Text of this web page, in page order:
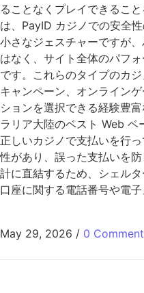
ることなくプレイできるこ
は、PayID カジノでの安全
小さなジェスチャーですが
はなく、サイト全体のパフ
です。これらのタイプのカ
キャンペーン、オンライン
ションを選択できる経験豊
ラリア大陸のベスト Web
正しいカジノで支払いを行
性があり、誤った支払いを
計に直結するため、シェル
口座に関する電話番号や電
May 29, 2026 / 0